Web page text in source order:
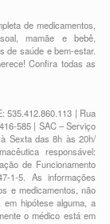
demedicamentos
,mamãe e bebê
de saúde e bem-estar.
Confira todas as
535.412.860.113 | Rua
585 | SAC – Serviço
Sexta das 8h às 20h/
responsável:
de Funcionamento
1-5. As informações
e medicamentos, não
hipótese alguma, a
o médico está em